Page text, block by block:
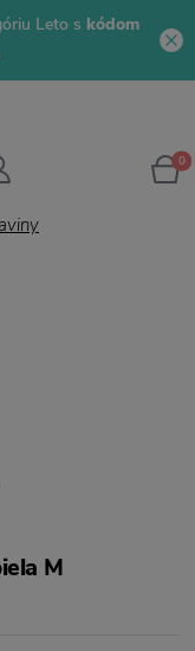
Leto s kódom
0
M